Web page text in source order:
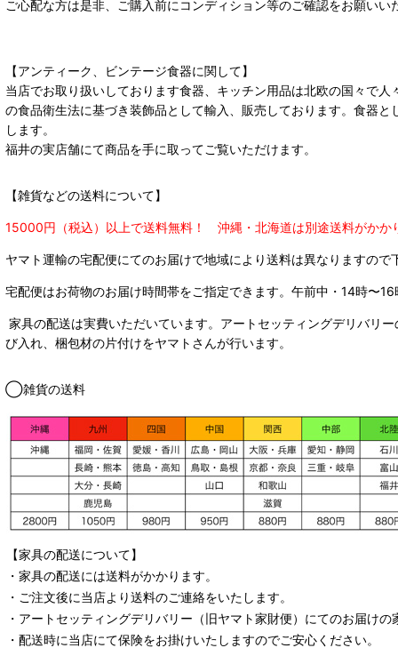
ご心配な方は是非、ご購入前にコンディション等のご確認をお願い
【アンティーク、ビンテージ食器に関して】
当店でお取り扱いしております食器、キッチン用品は北欧の国々で
の食品衛生法に基づき装飾品として輸入、販売しております。食器
します。
福井の実店舗にて商品を手に取ってご覧いただけます。
【雑貨などの送料について】
15000円（税込）以上で送料無料！ 沖縄・北海道は別途送料がかか
ヤマト運輸の宅配便にてのお届けで地域により送料は異なりますので
宅配便はお荷物のお届け時間帯をご指定できます。 午前中・14時〜
家具の配送は実費いただいています。アートセッティングデリバリ
び入れ、梱包材の片付けをヤマトさんが行います。
◯雑貨の送料
【家具の配送について】
・家具の配送には送料がかかります。
・ご注文後に当店より送料のご連絡をいたします。
・ アートセッティングデリバリー （旧ヤマト家財便） にてのお届けの
・配送時に当店にて保険をお掛けいたしますのでご安心ください。